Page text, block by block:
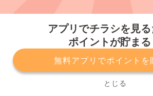
アプリでチラシを見
ポイントが貯まる
無料アプリでポイントを
とじる
プライバシーポリシー 利用規約
サービスに関してのお問い合わせ